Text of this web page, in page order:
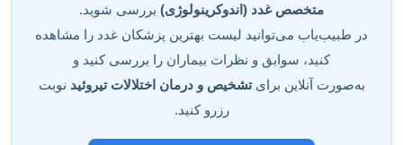
متخصص غدد (اندوکرینولوژی) بررسی شوید.
در طبیب‌یاب می‌توانید لیست بهترین پزشکان غدد را مشاهده
کنید، سوابق و نظرات بیماران را بررسی کنید و
به‌صورت آنلاین برایتشخیص و درمان اختلالات تیروئید نوبت
رزرو کنید.